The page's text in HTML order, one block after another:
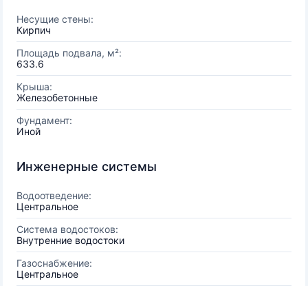
Несущие стены:
Кирпич
Площадь подвала, м²:
633.6
Крыша:
Железобетонные
Фундамент:
Иной
Инженерные системы
Водоотведение:
Центральное
Система водостоков:
Внутренние водостоки
Газоснабжение:
Центральное